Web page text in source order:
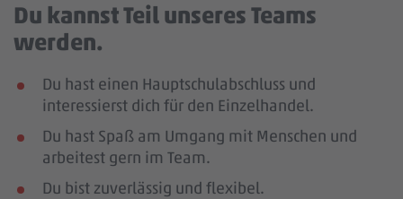
Du kannst Teil unseres Teams
werden.
Du hast einen Hauptschulabschluss und
interessierst dich für den Einzelhandel.
Du hast Spaß am Umgang mit Menschen und
arbeitest gern im Team.
Du bist zuverlässig und flexibel.